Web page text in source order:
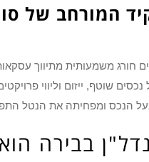
המורחב של
חורג משמעותית מתיווך
נכסים שוטף, ייזום וליווי
הנכס ומפחיתה את הנטל
בבירה